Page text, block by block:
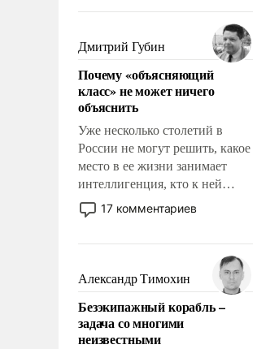
фундаментальным знанием,
что мировая политика имеет
свойство заявляться на порог
нашего дома.
Дмитрий Губин
Почему «объясняющий
класс» не может ничего
объяснить
Уже несколько столетий в
России не могут решить, какое
место в ее жизни занимает
интеллигенция, кто к ней
принадлежит, а кого из нее
исключили с правом
чем она отличается от просто
образованных людей. Иногда
казалось, что эти вопросы
решены раз и навсегда, но –
нет, не решены.
17 комментариев
Александр Тимохин
Безэкипажный корабль –
задача со многими
неизвестными